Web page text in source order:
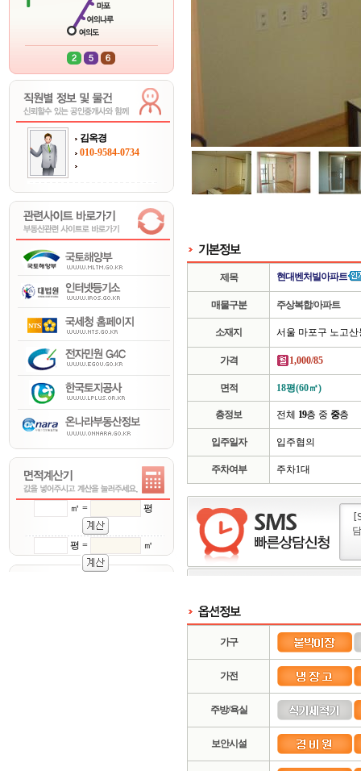
김옥경
010-9584-0734
㎡ = 평
평 = ㎡
제목 현대벤처빌아파트
매물구분 주상복합/아파트
소재지 서울 마포구 노고산
가격 1,000/85
면적 18평(60㎡)
층정보 전체 19층 중 중층
입주일자 입주협의
주차여부 주차1대
가구
가전
주방/욕실
보안시설